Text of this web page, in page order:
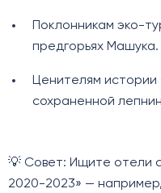
Поклонникам эко-
предгорьях Машука.
Ценителям истории
сохраненной
💡 Совет: Ищите отели
2020-2023» —